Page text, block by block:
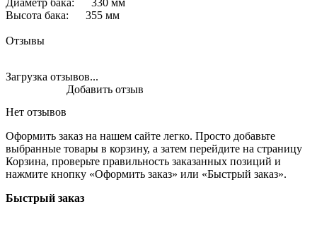
Диаметр бака: 330 мм
Высота бака: 355 мм
Отзывы
Загрузка отзывов...
Нет отзывов
Добавить отзыв
Оформить заказ на нашем сайте легко. Просто добавьте
выбранные товары в корзину, а затем перейдите на страницу
Корзина, проверьте правильность заказанных позиций и
нажмите кнопку «Оформить заказ» или «Быстрый заказ».
Быстрый заказ